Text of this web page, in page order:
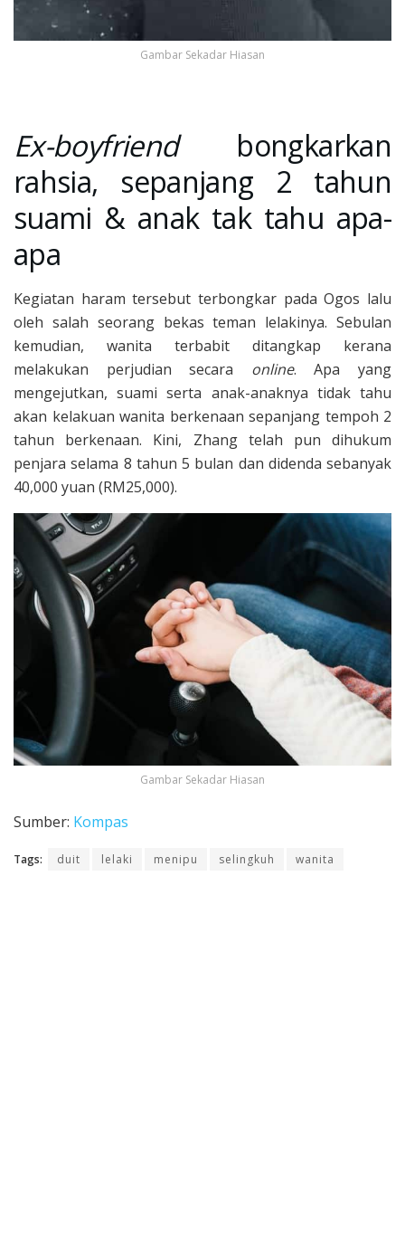
Gambar Sekadar Hiasan
Ex-boyfriendbongkarkan
rahsia, sepanjang 2 tahun
suami & anak tak tahu apa-
apa
Kegiatan haram tersebut terbongkar pada Ogos lalu
oleh salah seorang bekas teman lelakinya. Sebulan
kemudian, wanita terbabit ditangkap kerana
melakukan perjudian secara online. Apa yang
mengejutkan, suami serta anak-anaknya tidak tahu
akan kelakuan wanita berkenaan sepanjang tempoh 2
tahun berkenaan. Kini, Zhang telah pun dihukum
penjara selama 8 tahun 5 bulan dan didenda sebanyak
40,000 yuan (RM25,000).
Gambar Sekadar Hiasan
Sumber: Kompas
Tags: duit lelaki menipu selingkuh wanita